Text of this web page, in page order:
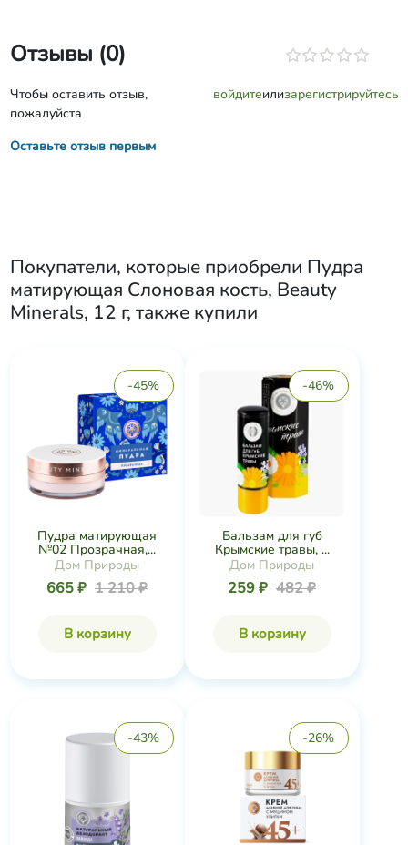
Отзывы (0)
Чтобы оставить отзыв,
пожалуйста
войдитеилизарегистрируйтесь
Оставьте отзыв первым
Покупатели, которые приобрели Пудра
матирующая Слоновая кость, Beauty
Minerals, 12 г, также купили
-45%
Пудра матирующая
№02 Прозрачная,...
Дом Природы
665 ₽ 1 210 ₽
В корзину
-46%
Бальзам для губ
Крымские травы, ...
Дом Природы
259 ₽ 482 ₽
В корзину
-43% -26%